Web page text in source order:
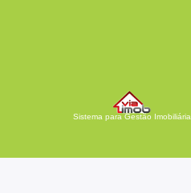
Sistema para Gestão Imobiliária